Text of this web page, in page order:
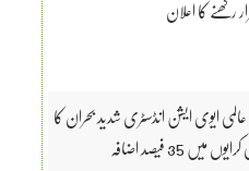
رکھنے کا اعلان
عالمی ایوی ایشن انڈسٹری شدید بحران کا
35 فیصد اضافہ